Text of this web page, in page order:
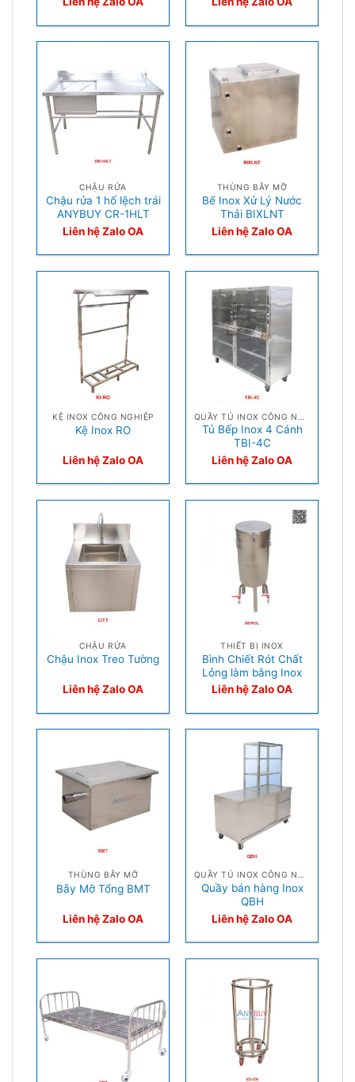
CHẬU RỬA
Chậu rửa 1 hố lệch trái
ANYBUY CR-1HLT
Liên hệ Zalo OA
THÙNG BẪY MỠ
Bể Inox Xử Lý Nước
Thải BIXLNT
Liên hệ Zalo OA
KỆ INOX CÔNG NGHIỆP
Kệ Inox RO
Liên hệ Zalo OA
Tủ Bếp Inox 4 Cánh
TBI-4C
Liên hệ Zalo OA
CHẬU RỬA
Chậu Inox Treo Tường
Liên hệ Zalo OA
THIẾT BỊ INOX
Bình Chiết Rót Chất
Lỏng làm bằng Inox
Liên hệ Zalo OA
THÙNG BẪY MỠ
Bẫy Mỡ Tổng BMT
Liên hệ Zalo OA
Quầy bán hàng Inox
QBH
Liên hệ Zalo OA